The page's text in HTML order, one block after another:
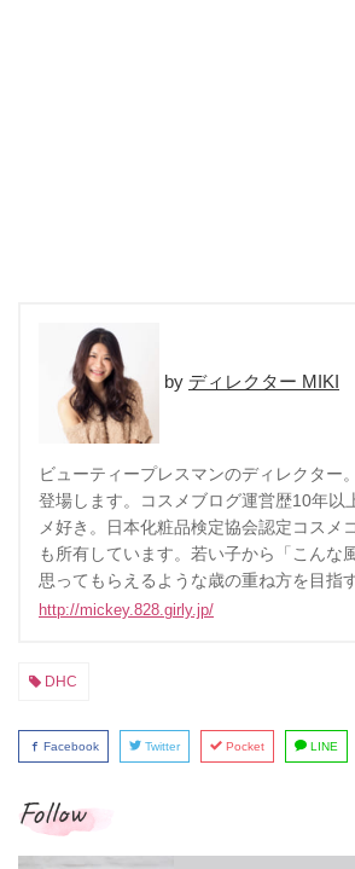
ディレクター MIKI
ビューティープレスマンのディレクター
登場します。コスメブログ運営歴10年以
メ好き。日本化粧品検定協会認定コスメ
も所有しています。若い子から「こんな
思ってもらえるような歳の重ね方を目指
http://mickey.828.girly.jp/
DHC
Facebook Twitter Pocket LINE
Follow